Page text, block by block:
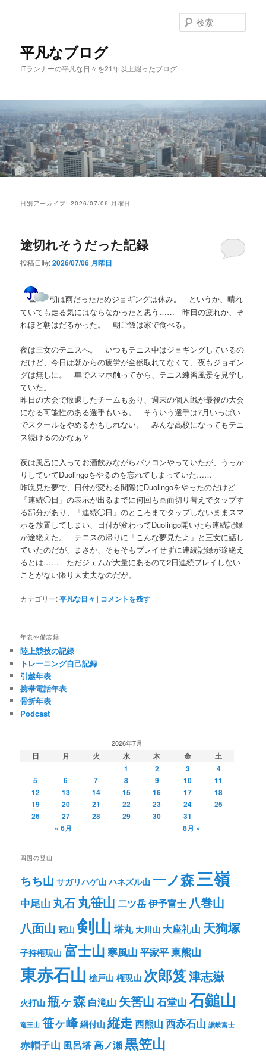
移
動
動
平凡なブログ
ITランナーの平凡な日々を21年以上綴ったブログ
索
日別アーカイブ:2026/07/06 月曜日
途切れそうだった記録
投稿日時:2026/07/06 月曜日
朝は雨だったためジョギングは休み。 というか、晴れ
ていても走る気にはならなかったと思う…… 昨日の疲れか、そ
れほど朝はだるかった。 朝ご飯は家で食べる。
夜は三女のテニスへ。 いつもテニス中はジョギングしているの
だけど、今日は朝からの疲労が全然取れてなくて、夜もジョギン
グは無しに。 車でスマホ触ってから、テニス練習風景を見学し
ていた。
昨日の大会で敗退したチームもあり、週末の個人戦が最後の大会
になる可能性のある選手もいる。 そういう選手は7月いっぱい
でスクールをやめるかもしれない。 みんな高校になってもテニ
ス続けるのかなぁ？
夜は風呂に入ってお酒飲みながらパソコンやっていたが、うっか
りしていてDuolingoをやるのを忘れてしまっていた……
昨晩見た夢で、日付が変わる間際にDuolingoをやったのだけど
「連続◯日」の表示が出るまでに何回も画面切り替えでタップす
る部分があり、「連続◯日」のところまでタップしないままスマ
ホを放置してしまい、日付が変わってDuolingo開いたら連続記録
が途絶えた。 テニスの帰りに「こんな夢見たよ」と三女に話し
ていたのだが、まさか、そもそもプレイせずに連続記録が途絶え
るとは…… ただジェムが大量にあるので2日連続プレイしない
ことがない限り大丈夫なのだが。
カテゴリー:平凡な日々 | コメントを残す
年表や備忘録
陸上競技の記録
トレーニング自己記録
引越年表
携帯電話年表
骨折年表
Podcast
2026年7月
日 月 火 水 木 金
土
1
2 3
4
5
6 7 8 9 10
11
12
13 14 15 16 17
18
19
20 21 22 23 24
25
26
27 28 29 30
31
« 6月
8月 »
四国の登山
ちち山 サガリハゲ山 ハネズル山 一ノ森三嶺
中尾山 丸石丸笹山 二ツ岳伊予富士 八巻山
八面山 冠山 剣山 塔丸 大川山 大座礼山 天狗塚
子持権現山 富士山 寒風山 平家平東熊山
東赤石山 槍戸山 権現山 次郎笈津志嶽
火打山 瓶ヶ森 白滝山 矢筈山 石堂山 石鎚山
竜王山 笹ヶ峰 綱付山 縦走 西熊山 西赤石山 讃岐富士
赤帽子山 風呂塔高ノ瀬黒笠山